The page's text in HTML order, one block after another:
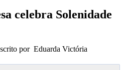
celebra Solenidade
por Eduarda Victória